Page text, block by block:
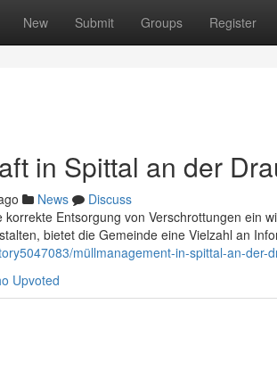
New Submit Groups Register
in Spittal an der
News
Discuss
korrekte Entsorgung von Verschrottungen ein
bietet die Gemeinde eine Vielzahl an
müllmanagement-in-spittal-an-der-
Upvoted